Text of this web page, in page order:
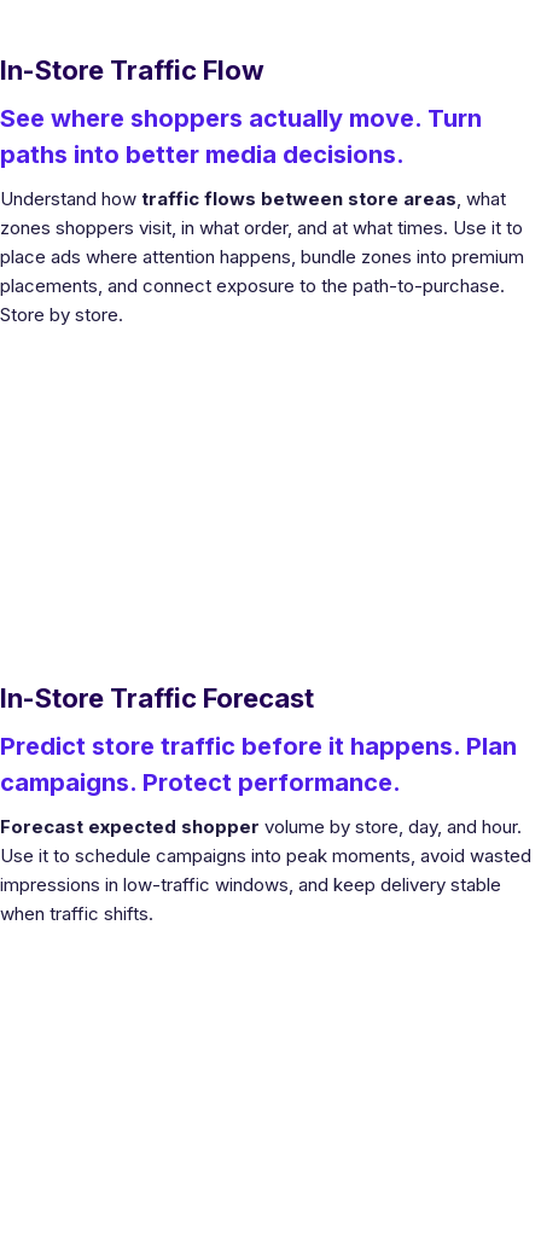
In-Store Traffic Flow
See where shoppers actually move. Turn
paths into better media decisions.
Understand how traffic flows between store areas, what
zones shoppers visit, in what order, and at what times. Use it to
place ads where attention happens, bundle zones into premium
placements, and connect exposure to the path-to-purchase.
Store by store.
In-Store Traffic Forecast
Predict store traffic before it happens. Plan
campaigns. Protect performance.
Forecast expected shopper volume by store, day, and hour.
Use it to schedule campaigns into peak moments, avoid wasted
impressions in low-traffic windows, and keep delivery stable
when traffic shifts.